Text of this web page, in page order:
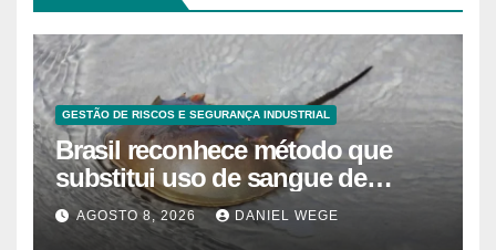
GESTÃO DE RISCOS E SEGURANÇA INDUSTRIAL
Brasil reconhece método que
substitui uso de sangue de
caranguejo-ferradura em testes
farmacêuticos
AGOSTO 8, 2026 DANIEL WEGE